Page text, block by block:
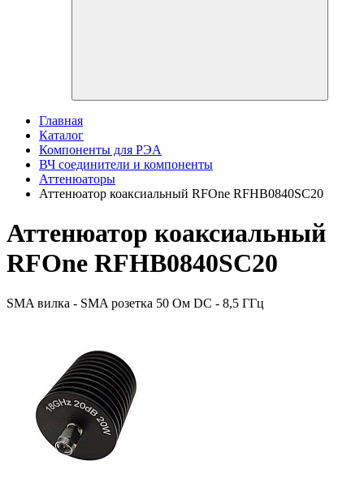
Главная
Каталог
Компоненты для РЭА
ВЧ соединители и компоненты
Аттенюаторы
Аттенюатор коаксиальный RFOne RFHB0840SC20
Аттенюатор коаксиальный
RFOne RFHB0840SC20
SMA вилка - SMA розетка 50 Ом DC - 8,5 ГГц